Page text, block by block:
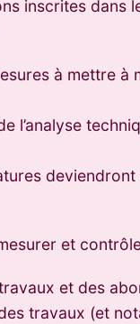
inscrites dans
à mettre
l’analyse
et
et des
travaux (et